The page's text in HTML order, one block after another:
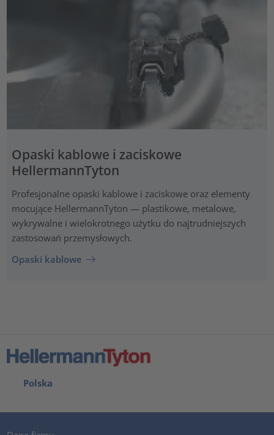
Opaski kablowe i zaciskowe
HellermannTyton
Profesjonalne opaski kablowe i zaciskowe oraz elementy
mocujące HellermannTyton — plastikowe, metalowe,
wykrywalne i wielokrotnego użytku do najtrudniejszych
zastosowań przemysłowych.
Opaski kablowe
Polska